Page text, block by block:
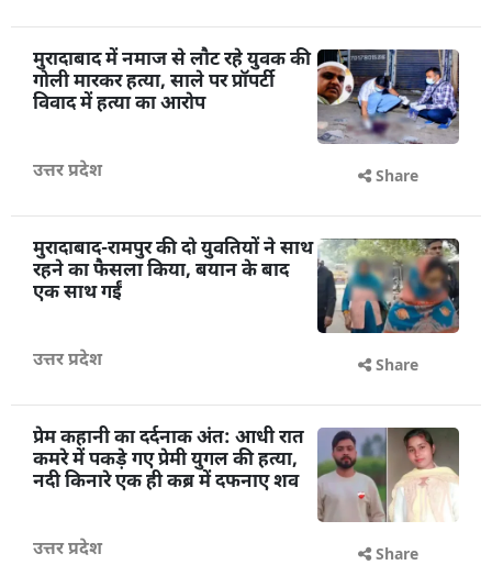
मुरादाबाद में नमाज से लौट रहे युवक की
गोली मारकर हत्या, साले पर प्रॉपर्टी
विवाद में हत्या का आरोप
उत्तर प्रदेश Share
मुरादाबाद-रामपुर की दो युवतियों ने साथ
रहने का फैसला किया, बयान के बाद
एक साथ गईं
उत्तर प्रदेश Share
प्रेम कहानी का दर्दनाक अंत: आधी रात
कमरे में पकड़े गए प्रेमी युगल की हत्या,
नदी किनारे एक ही कब्र में दफनाए शव
उत्तर प्रदेश Share